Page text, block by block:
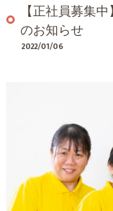
【正社員募集
のお知らせ
2022/01/06